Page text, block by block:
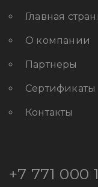
Главная
О компании
Партнеры
Сертификаты
Контакты
+7 771 000